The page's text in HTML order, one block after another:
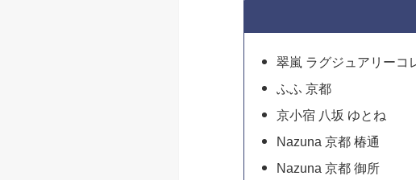
翠嵐 ラグジュアリーコ
ふふ 京都
京小宿 八坂 ゆとね
Nazuna 京都 椿通
Nazuna 京都 御所